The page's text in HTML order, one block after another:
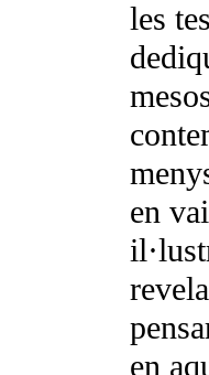
les
en
en